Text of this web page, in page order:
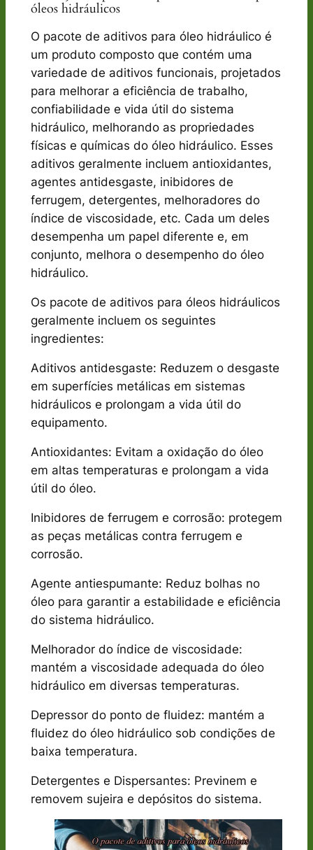
óleos hidráulicos
O pacote de aditivos para óleo hidráulico é
um produto composto que contém uma
variedade de aditivos funcionais, projetados
para melhorar a eficiência de trabalho,
confiabilidade e vida útil do sistema
hidráulico, melhorando as propriedades
físicas e químicas do óleo hidráulico. Esses
aditivos geralmente incluem antioxidantes,
agentes antidesgaste, inibidores de
ferrugem, detergentes, melhoradores do
índice de viscosidade, etc. Cada um deles
desempenha um papel diferente e, em
conjunto, melhora o desempenho do óleo
hidráulico.
Os pacote de aditivos para óleos hidráulicos
geralmente incluem os seguintes
ingredientes:
Aditivos antidesgaste: Reduzem o desgaste
em superfícies metálicas em sistemas
hidráulicos e prolongam a vida útil do
equipamento.
Antioxidantes: Evitam a oxidação do óleo
em altas temperaturas e prolongam a vida
útil do óleo.
Inibidores de ferrugem e corrosão: protegem
as peças metálicas contra ferrugem e
corrosão.
Agente antiespumante: Reduz bolhas no
óleo para garantir a estabilidade e eficiência
do sistema hidráulico.
Melhorador do índice de viscosidade:
mantém a viscosidade adequada do óleo
hidráulico em diversas temperaturas.
Depressor do ponto de fluidez: mantém a
fluidez do óleo hidráulico sob condições de
baixa temperatura.
Detergentes e Dispersantes: Previnem e
removem sujeira e depósitos do sistema.